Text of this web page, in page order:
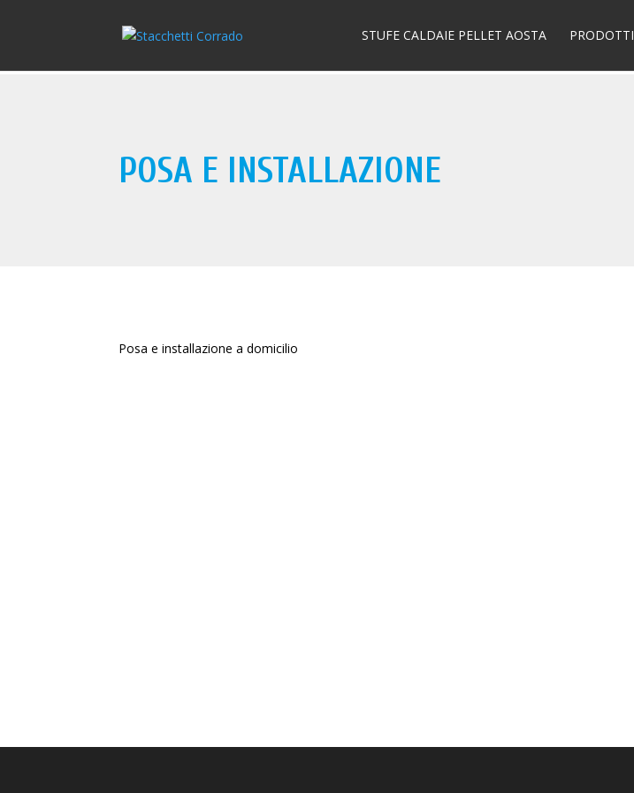
STUFE CALDAIE PELLET AOSTA PRODOTTI
POSA E INSTALLAZIONE
Posa e installazione a domicilio